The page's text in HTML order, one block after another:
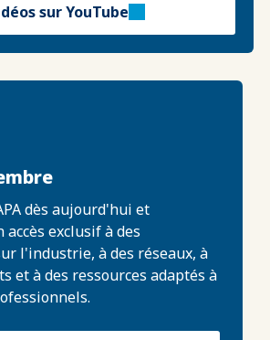
sur YouTube
dès aujourd'hui et
exclusif à des
l'industrie, à des réseaux, à
et à des ressources adaptés à